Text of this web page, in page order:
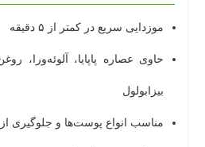
موزدایی سریع در کمتر از ۵ دقیقه
حاوی عصاره پاپایا، آلوئه‌ورا،
بیزابولول
مناسب انواع پوست‌ها و جلوگیری